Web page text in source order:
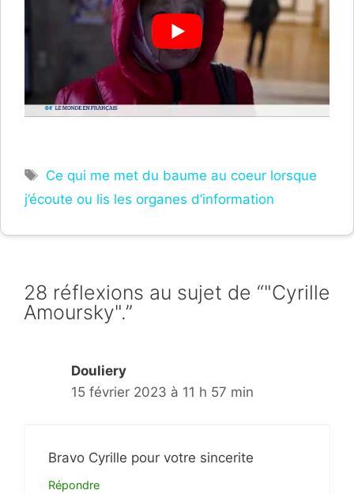
Étiquettes
Ce qui me met du baume au coeur lorsque
j’écoute ou lis les organes d’information
28 réflexions au sujet de “"Cyrille
Amoursky".”
Douliery
15 février 2023 à 11 h 57 min
Bravo Cyrille pour votre sincerite
Répondre